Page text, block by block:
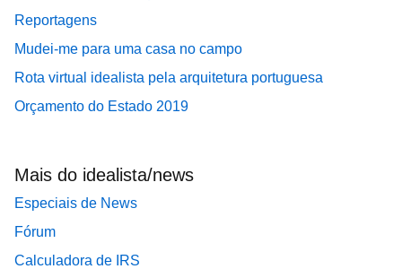
Reportagens
Mudei-me para uma casa no campo
Rota virtual idealista pela arquitetura portuguesa
Orçamento do Estado 2019
Mais do idealista/news
Especiais de News
Fórum
Calculadora de IRS